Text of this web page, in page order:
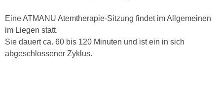
Eine ATMANU Atemtherapie-Sitzung findet im Allgemeinen
im Liegen statt.
Sie dauert ca. 60 bis 120 Minuten und ist ein in sich
abgeschlossener Zyklus.